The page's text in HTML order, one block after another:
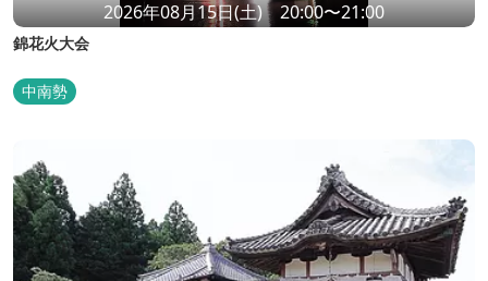
2026年08月15日(土) 20:00〜21:00
錦花火大会
中南勢